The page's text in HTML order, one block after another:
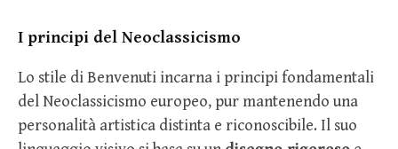
I principi del Neoclassicismo
Lo stile di Benvenuti incarna i principi fondamentali
del Neoclassicismo europeo, pur mantenendo una
personalità artistica distinta e riconoscibile. Il suo